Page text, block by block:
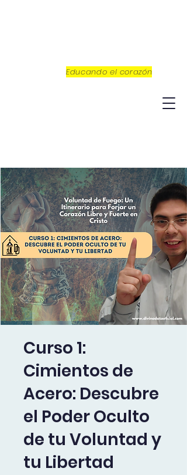
Educando el corazón
Curso 1:
Cimientos de
Acero: Descubre
el Poder Oculto
de tu Voluntad y
tu Libertad